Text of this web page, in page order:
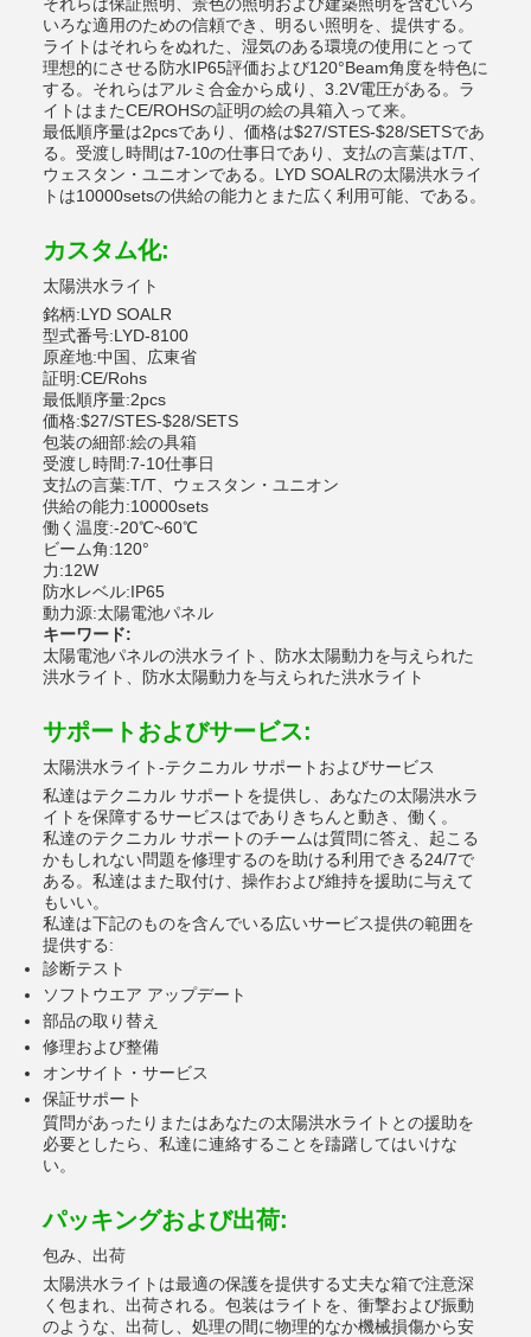
いろな適用のための信頼でき、明るい照明を、提供する。
ライトはそれらをぬれた、湿気のある環境の使用にとって
理想的にさせる防水IP65評価および120°Beam角度を特色に
する。それらはアルミ合金から成り、3.2V電圧がある。ラ
イトはまたCE/ROHSの証明の絵の具箱入って来。
最低順序量は2pcsであり、価格は$27/STES-$28/SETSであ
る。受渡し時間は7-10の仕事日であり、支払の言葉はT/T、
ウェスタン・ユニオンである。LYD SOALRの太陽洪水ライ
トは10000setsの供給の能力とまた広く利用可能、である。
カスタム化:
太陽洪水ライト
銘柄:LYD SOALR
型式番号:LYD-8100
原産地:中国、広東省
証明:CE/Rohs
最低順序量:2pcs
価格:$27/STES-$28/SETS
包装の細部:絵の具箱
受渡し時間:7-10仕事日
支払の言葉:T/T、ウェスタン・ユニオン
供給の能力:10000sets
働く温度:-20℃~60℃
ビーム角:120°
力:12W
防水レベル:IP65
動力源:太陽電池パネル
キーワード:
太陽電池パネルの洪水ライト、防水太陽動力を与えられた
洪水ライト、防水太陽動力を与えられた洪水ライト
サポートおよびサービス:
太陽洪水ライト-テクニカル サポートおよびサービス
私達はテクニカル サポートを提供し、あなたの太陽洪水ラ
イトを保障するサービスはでありきちんと動き、働く。
私達のテクニカル サポートのチームは質問に答え、起こる
かもしれない問題を修理するのを助ける利用できる24/7で
ある。私達はまた取付け、操作および維持を援助に与えて
もいい。
私達は下記のものを含んでいる広いサービス提供の範囲を
提供する:
診断テスト
ソフトウエア アップデート
部品の取り替え
修理および整備
オンサイト・サービス
保証サポート
質問があったりまたはあなたの太陽洪水ライトとの援助を
必要としたら、私達に連絡することを躊躇してはいけな
い。
パッキングおよび出荷:
包み、出荷
太陽洪水ライトは最適の保護を提供する丈夫な箱で注意深
く包まれ、出荷される。包装はライトを、衝撃および振動
のような、出荷し、処理の間に物理的なか機械損傷から安